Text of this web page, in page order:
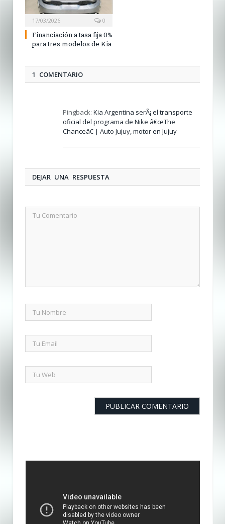
17/03/2026 0
Financiación a tasa fija 0%
para tres modelos de Kia
1 COMENTARIO
Pingback: Kia Argentina serÃ¡ el transporte
oficial del programa de Nike â€œThe
Chanceâ€ | Auto Jujuy, motor en Jujuy
DEJAR UNA RESPUESTA